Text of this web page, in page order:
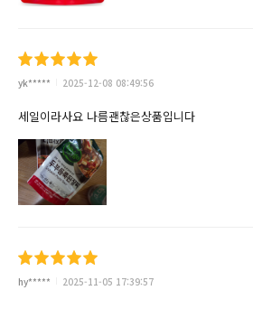
yk***** 2025-12-08 08:49:56
세일이라사요 나름괜찮은상품입니다
hy***** 2025-11-05 17:39:57